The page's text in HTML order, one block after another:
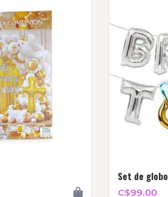
Set de
C$99.00